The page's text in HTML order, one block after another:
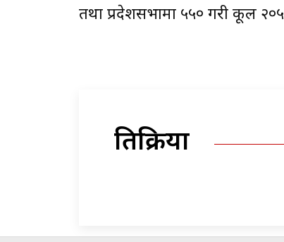
तथा प्रदेशसभामा ५५० गरी कूल
प्रतिक्रिया